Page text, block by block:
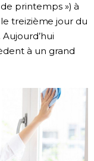
printemps ») à
treizième jour du
à un grand